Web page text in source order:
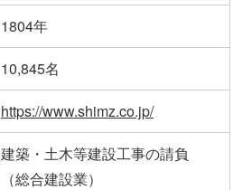
1804年
10,845名
https://www.shimz.co.jp/
建築・土木等建設工事の請負
（総合建設業）